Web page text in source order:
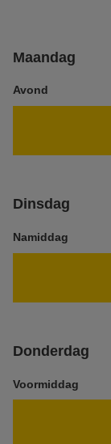
Maandag
Avond
Dinsdag
Namiddag
Donderdag
Voormiddag